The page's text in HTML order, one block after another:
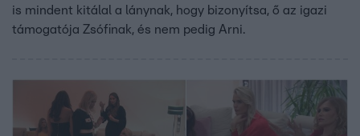
is mindent kitálal a lánynak, hogy bizonyítsa, ő az igazi
támogatója Zsófinak, és nem pedig Arni.